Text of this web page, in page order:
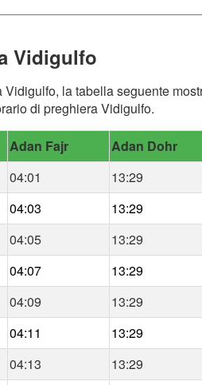
Vidigulfo
la tabella seguente
di preghiera Vidigulfo.
Adan Fajr Adan Dohr
04:01 13:29
04:03 13:29
04:05 13:29
04:07 13:29
04:09 13:29
04:11 13:29
04:13 13:29